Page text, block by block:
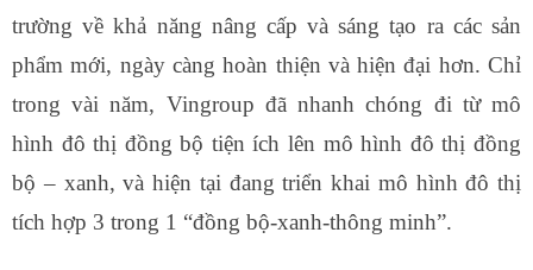
trường về khả năng nâng cấp và sáng tạo ra các sản
phẩm mới, ngày càng hoàn thiện và hiện đại hơn. Chỉ
trong vài năm, Vingroup đã nhanh chóng đi từ mô
hình đô thị đồng bộ tiện ích lên mô hình đô thị đồng
bộ – xanh, và hiện tại đang triển khai mô hình đô thị
tích hợp 3 trong 1 “đồng bộ-xanh-thông minh”.